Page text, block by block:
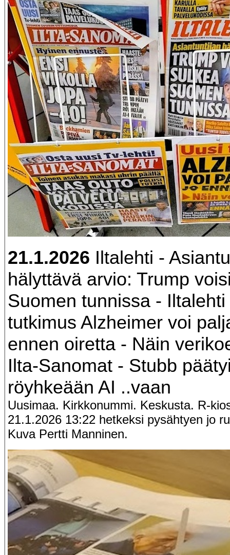
21.1.2026 Iltalehti -
hälyttävä arvio: Trump
Suomen tunnissa -
tutkimus Alzheimer voi
ennen oiretta - Näin
Ilta-Sanomat - Stubb
röyhkeään AI ..vaan
Uusimaa. Kirkkonummi. Keskusta. R-
21.1.2026 13:22 hetkeksi pysähtyen jo
Kuva Pertti Manninen.